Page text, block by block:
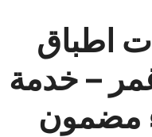
اطباق
– خدمة
مضمون